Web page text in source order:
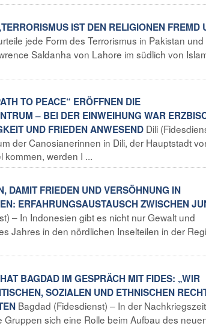
IST DEN RELIGIONEN FREMD
jede Form des Terrorismus in Pakistan
Saldanha von Lahore im südlich von
TO PEACE“ ERÖFFNEN DIE
– BEI DER EINWEIHUNG WAR
UND FRIEDEN ANWESEND Dili
der Canosianerinnen in Dili, der Hauptstadt
kommen, werden I ...
DAMIT FRIEDEN UND VERSÖHNUNG IN
ERFAHRUNGSAUSTAUSCH ZWISCHEN
– In Indonesien gibt es nicht nur Gewalt und
Jahres in den nördlichen Inselteilen in der
BAGDAD IM GESPRÄCH MIT FIDES: „WIR
SOZIALEN UND ETHNISCHEN
Bagdad (Fidesdienst) – In der Nachkriegszeit
sich eine Rolle beim Aufbau des